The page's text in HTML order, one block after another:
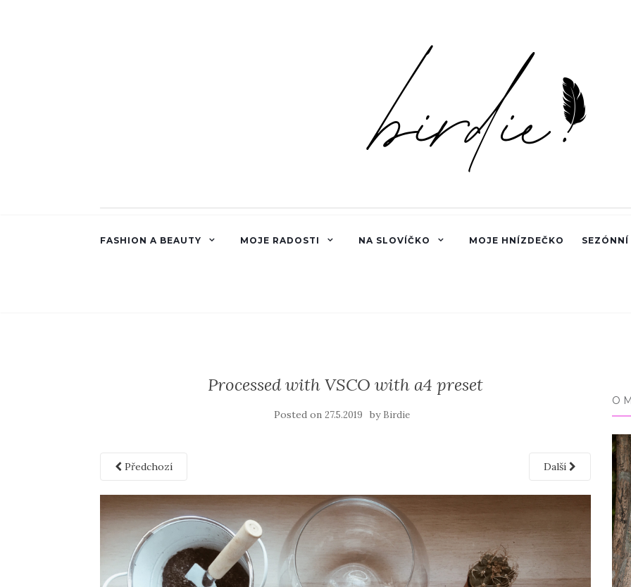
FASHION A BEAUTY MOJE RADOSTI NA SLOVÍČKO MOJE HNÍZDEČKO
Processed with VSCO with a4 preset
Posted on 27.5.2019 by Birdie
Předchozí Další
O